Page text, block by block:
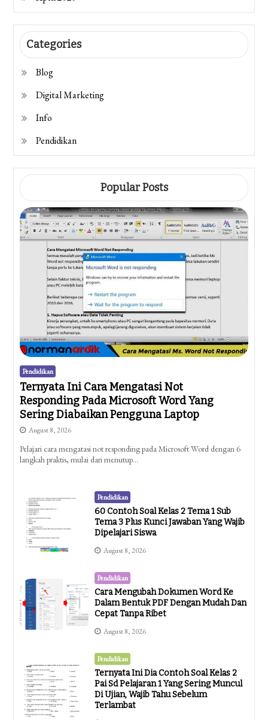
Categories
Blog
Digital Marketing
Info
Pendidikan
Popular Posts
Pendidikan
Ternyata Ini Cara Mengatasi Not
Responding Pada Microsoft Word Yang
Sering Diabaikan Pengguna Laptop
August 8, 2026
Pelajari cara mengatasi not responding pada Microsoft Word dengan 6
langkah praktis, mulai dari menutup…
Pendidikan
60 Contoh Soal Kelas 2 Tema 1 Sub
Tema 3 Plus Kunci Jawaban Yang Wajib
Dipelajari Siswa
August 8, 2026
Pendidikan
Cara Mengubah Dokumen Word Ke
Dalam Bentuk PDF Dengan Mudah Dan
Cepat Tanpa Ribet
August 8, 2026
Pendidikan
Ternyata Ini Dia Contoh Soal Kelas 2
Pai Sd Pelajaran 1 Yang Sering Muncul
Di Ujian, Wajib Tahu Sebelum
Terlambat